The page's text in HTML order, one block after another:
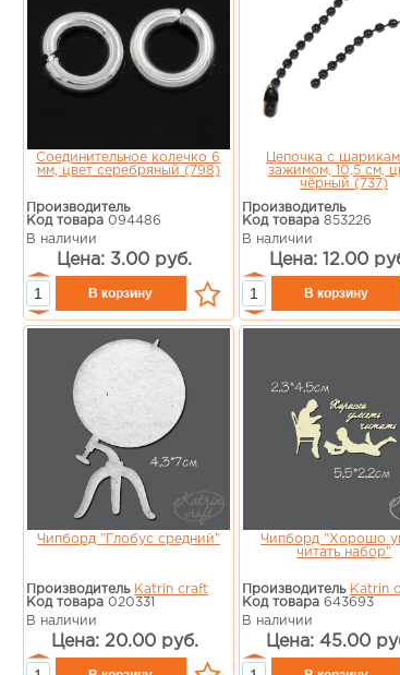
Соединительное колечко 6
мм, цвет серебряный (798)
Производитель
Код товара 094486
В наличии
Цена: 3.00 руб.
Цепочка с
зажимом, 10,5 см,
чёрный (737)
Производитель
Код товара853226
В наличии
Цена: 12.00
Чипборд "Глобус средний"
Производитель Katrin craft
Код товара 020331
В наличии
Цена: 20.00 руб.
Чипборд "Хорошо
читать набор"
Производитель Katrin
Код товара643693
В наличии
Цена: 45.00